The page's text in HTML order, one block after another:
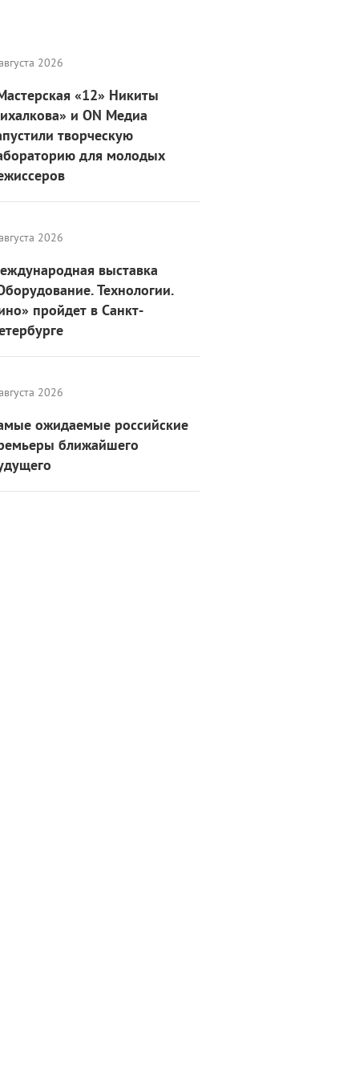
2026
«12» Никиты
и ON Медиа
творческую
для молодых
2026
выставка
Технологии.
пройдет в Санкт-
2026
ожидаемые российские
ближайшего